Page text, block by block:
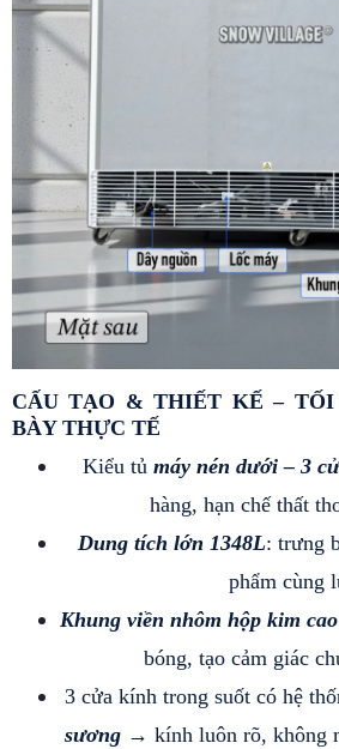
CẤU TẠO & THIẾT KẾ – TỐI
BÀY THỰC TẾ
Kiểu tủ máy nén dưới – 3
hàng, hạn chế thất
Dung tích lớn 1348L: trưng
phẩm cùng
Khung viền nhôm hộp kim
bóng, tạo cảm giác
3 cửa kính trong suốt có hệ
sương → kính luôn rõ, không